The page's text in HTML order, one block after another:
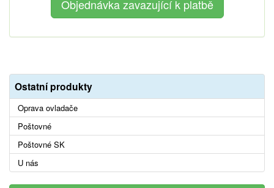
Ostatní produkty
Oprava ovladače
Poštovné
Poštovné SK
U nás